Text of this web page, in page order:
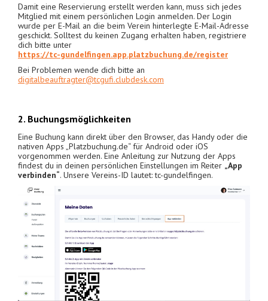
Damit eine Reservierung erstellt werden kann, muss sich jedes
Mitglied mit einem persönlichen Login anmelden. Der Login
wurde per E-Mail an die beim Verein hinterlegte E-Mail-Adresse
geschickt. Solltest du keinen Zugang erhalten haben, registriere
dich bitte unter
https://tc-gundelfingen.app.platzbuchung.de/register
Bei Problemen wende dich bitte an
digitalbeauftragter@tcgufi.clubdesk.com
2. Buchungsmöglichkeiten
Eine Buchung kann direkt über den Browser, das Handy oder die
nativen Apps „Platzbuchung.de“ für Android oder iOS
vorgenommen werden. Eine Anleitung zur Nutzung der Apps
findest du in deinen persönlichen Einstellungen im Reiter „App
verbinden“. Unsere Vereins-ID lautet: tc-gundelfingen.